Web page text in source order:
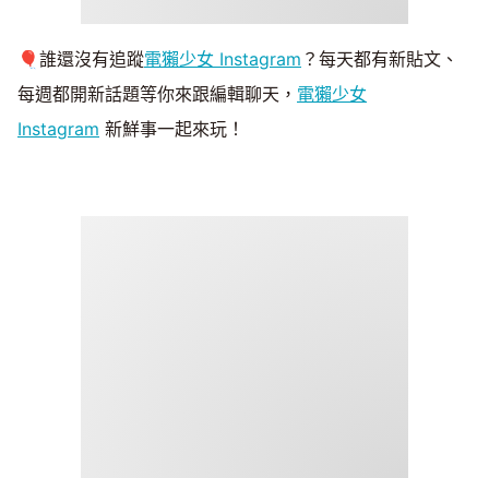
🎈誰還沒有追蹤電獺少女 Instagram ？每天都有新貼文、
每週都開新話題等你來跟編輯聊天， 電獺少女
Instagram 新鮮事一起來玩！